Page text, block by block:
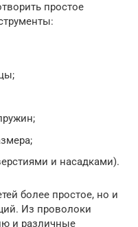
простое
и насадками).
более простое, но и
Из проволоки
и различные